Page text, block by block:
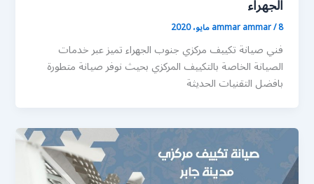
الجهراء
ammar ammar/8 مايو، 2020
فني صيانة تكييف مركزي جنوب الجهراء تميز عبر خدمات
الصيانة الخاصة بالتكييف المركزي بحيث نوفر صيانة متطورة
بافضل التقنيات الحديثة